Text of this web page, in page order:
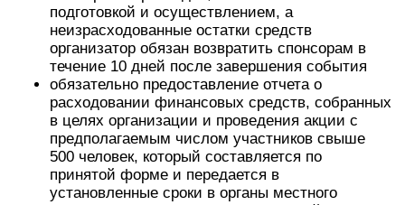
подготовкой и осуществлением, а
неизрасходованные остатки средств
организатор обязан возвратить спонсорам в
течение 10 дней после завершения события
обязательно предоставление отчета о
расходовании финансовых средств, собранных
в целях организации и проведения акции с
предполагаемым числом участников свыше
500 человек, который составляется по
принятой форме и передается в
установленные сроки в органы местного